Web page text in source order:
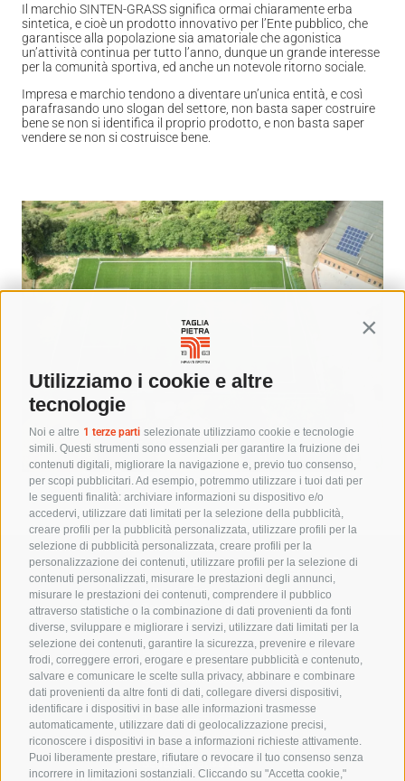
Utilizziamo i cookie e altre
tecnologie
Noi e altre 1 terze parti selezionate utilizziamo cookie e tecnologie
simili. Questi strumenti sono essenziali per garantire la fruizione dei
contenuti digitali, migliorare la navigazione e, previo tuo consenso,
per scopi pubblicitari. Ad esempio, potremmo utilizzare i tuoi dati per
le seguenti finalità: archiviare informazioni su dispositivo e/o
accedervi, utilizzare dati limitati per la selezione della pubblicità,
creare profili per la pubblicità personalizzata, utilizzare profili per la
selezione di pubblicità personalizzata, creare profili per la
personalizzazione dei contenuti, utilizzare profili per la selezione di
contenuti personalizzati, misurare le prestazioni degli annunci,
misurare le prestazioni dei contenuti, comprendere il pubblico
attraverso statistiche o la combinazione di dati provenienti da fonti
diverse, sviluppare e migliorare i servizi, utilizzare dati limitati per la
selezione dei contenuti, garantire la sicurezza, prevenire e rilevare
frodi, correggere errori, erogare e presentare pubblicità e contenuto,
salvare e comunicare le scelte sulla privacy, abbinare e combinare
dati provenienti da altre fonti di dati, collegare diversi dispositivi,
identificare i dispositivi in base alle informazioni trasmesse
automaticamente, utilizzare dati di geolocalizzazione precisi,
riconoscere i dispositivi in base a informazioni richieste attivamente.
Puoi liberamente prestare, rifiutare o revocare il tuo consenso senza
incorrere in limitazioni sostanziali. Cliccando su "Accetta cookie,"
Il marchio SINTEN-GRASS significa ormai chiaramente erba
sintetica, e cioè un prodotto innovativo per l’Ente pubblico, che
garantisce alla popolazione sia amatoriale che agonistica
un’attività continua per tutto l’anno, dunque un grande interesse
per la comunità sportiva, ed anche un notevole ritorno sociale.
Impresa e marchio tendono a diventare un’unica entità, e così
parafrasando uno slogan del settore, non basta saper costruire
bene se non si identifica il proprio prodotto, e non basta saper
vendere se non si costruisce bene.
TAGLIAPIETRA S.r.l.
– Sede legale
S.R. 56, 8F Centro
Terrarossa – 33042
Buttrio (UD)
C.F. e P.IVA:
01548280302 |
Codice Univoco:
C3UCNRB
Tel: 0424-571667
info@tagliapietraimpiantisportivi.it
Sede operativa del
Veneto